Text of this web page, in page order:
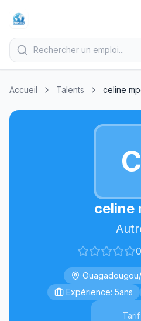
Accueil Talents celine
C
celine
Expérience: 5ans
Tarif